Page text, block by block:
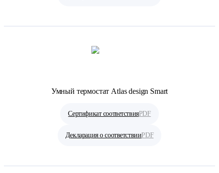
Умный термостат Atlas design Smart
Сертификат соответствияPDF
Декларация о соответствииPDF